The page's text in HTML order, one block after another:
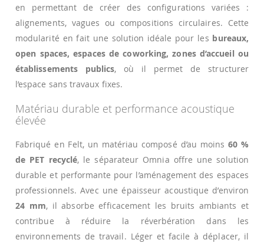
en permettant de créer des configurations variées :
alignements, vagues ou compositions circulaires. Cette
modularité en fait une solution idéale pour les bureaux,
open spaces, espaces de coworking, zones d’accueil ou
établissements publics, où il permet de structurer
l’espace sans travaux fixes.
Matériau durable et performance acoustique
élevée
Fabriqué en Felt, un matériau composé d’au moins 60 %
de PET recyclé, le séparateur Omnia offre une solution
durable et performante pour l’aménagement des espaces
professionnels. Avec une épaisseur acoustique d’environ
24 mm, il absorbe efficacement les bruits ambiants et
contribue à réduire la réverbération dans les
environnements de travail. Léger et facile à déplacer, il